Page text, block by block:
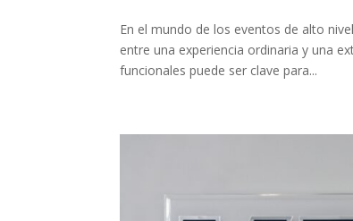
En el mundo de los eventos de alto
entre una experiencia ordinaria y una
funcionales puede ser clave para...